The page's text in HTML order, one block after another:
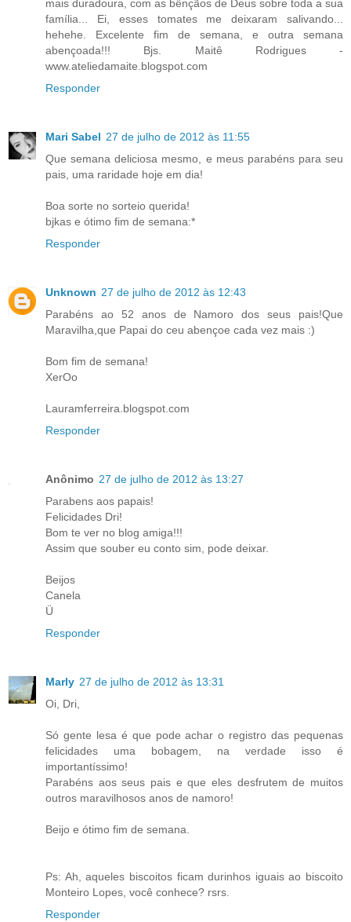
mais duradoura, com as bênçãos de Deus sobre toda a sua
família... Ei, esses tomates me deixaram salivando...
hehehe. Excelente fim de semana, e outra semana
abençoada!!! Bjs. Maitê Rodrigues -
www.ateliedamaite.blogspot.com
Responder
Mari Sabel 27 de julho de 2012 às 11:55
Que semana deliciosa mesmo, e meus parabéns para seu
pais, uma raridade hoje em dia!
Boa sorte no sorteio querida!
bjkas e ótimo fim de semana:*
Responder
Unknown 27 de julho de 2012 às 12:43
Parabéns ao 52 anos de Namoro dos seus pais!Que
Maravilha,que Papai do ceu abençoe cada vez mais :)
Bom fim de semana!
XerOo
Lauramferreira.blogspot.com
Responder
Anônimo 27 de julho de 2012 às 13:27
Parabens aos papais!
Felicidades Dri!
Bom te ver no blog amiga!!!
Assim que souber eu conto sim, pode deixar.
Beijos
Canela
Ü
Responder
Marly 27 de julho de 2012 às 13:31
Oi, Dri,
Só gente lesa é que pode achar o registro das pequenas
felicidades uma bobagem, na verdade isso é
importantíssimo!
Parabéns aos seus pais e que eles desfrutem de muitos
outros maravilhosos anos de namoro!
Beijo e ótimo fim de semana.
Ps: Ah, aqueles biscoitos ficam durinhos iguais ao biscoito
Monteiro Lopes, você conhece? rsrs.
Responder